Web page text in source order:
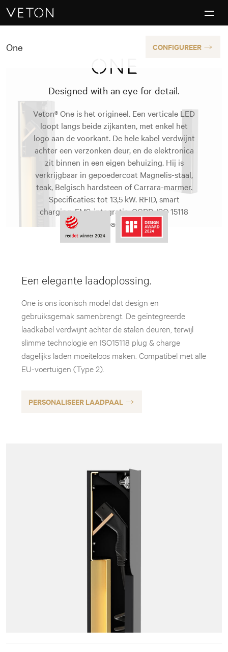
Skip to content
Charging masterpieces
One CONFIGUREER
Designed with an eye for detail.
Veton® One is het origineel. Een verticale LED
loopt langs beide zijkanten, met enkel het
logo aan de voorkant. De hele kabel verdwijnt
achter een verzonken deur, en de elektronica
zit binnen in een eigen behuizing. Hij is
verkrijgbaar in gepoedercoat Magnelis-staal,
teak, Belgisch hardsteen of Carrara-marmer.
Specificaties: tot 13,5 kW. RFID, smart
charging, EMS-integratie, OCPP, ISO 15118
ready.
Een elegante laadoplossing.
One is ons iconisch model dat design en
gebruiksgemak samenbrengt. De geïntegreerde
laadkabel verdwijnt achter de stalen deuren, terwijl
slimme technologie en ISO15118 plug & charge
dagelijks laden moeiteloos maken. Compatibel met alle
EU-voertuigen (Type 2).
PERSONALISEER LAADPAAL